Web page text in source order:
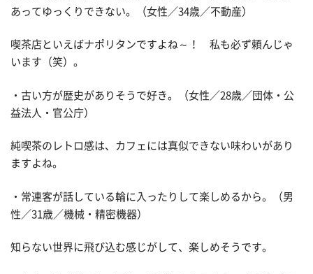
あってゆっくりできない。（女性／34歳／不動産）
喫茶店といえばナポリタンですよね～！ 私も必ず頼んじゃ
います（笑）。
・古い方が歴史がありそうで好き。（女性／28歳／団体・公
益法人・官公庁）
純喫茶のレトロ感は、カフェには真似できない味わいがあり
ますよね。
・常連客が話している輪に入ったりして楽しめるから。（男
性／31歳／機械・精密機器）
知らない世界に飛び込む感じがして、楽しめそうです。